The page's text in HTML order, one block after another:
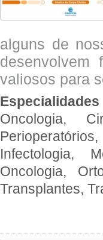
alguns de
valiosos para
Oncologia,
Infectologia,
Oncologia,
Transplantes,